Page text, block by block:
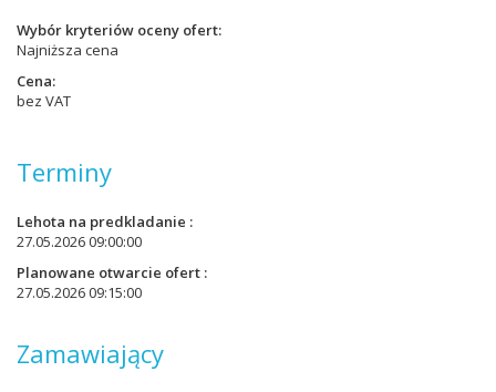
Wybór kryteriów oceny ofert
Najniższa cena
Cena
bez VAT
Terminy
Lehota na predkladanie
27.05.2026 09:00:00
Planowane otwarcie ofert
27.05.2026 09:15:00
Zamawiający